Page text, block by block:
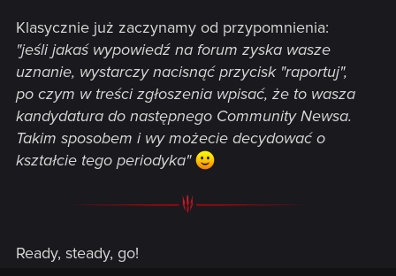
Klasycznie już zaczynamy od przypomnienia:
"jeśli jakaś wypowiedź na forum zyska wasze
uznanie, wystarczy nacisnąć przycisk "raportuj",
po czym w treści zgłoszenia wpisać, że to wasza
kandydatura do następnego Community Newsa.
Takim sposobem i wy możecie decydować o
kształcie tego periodyka"
Ready, steady, go!